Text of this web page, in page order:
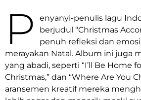
P
enyanyi-penulis lagu
berjudul “Christmas
penuh refleksi dan
merayakan Natal. Album ini juga
yang abadi, seperti “I’ll Be Home
Christmas,” dan “Where Are You
aransemen kreatif mereka